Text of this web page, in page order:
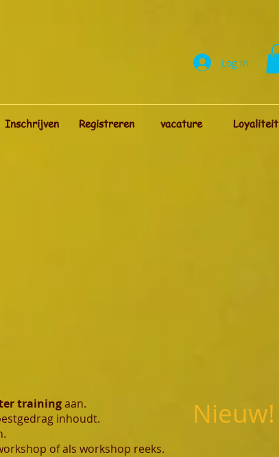
Log In
Inschrijven Registreren vacature Loyaliteit
trainingaan.
inhoudt.
of als workshop reeks.
Nieuw!